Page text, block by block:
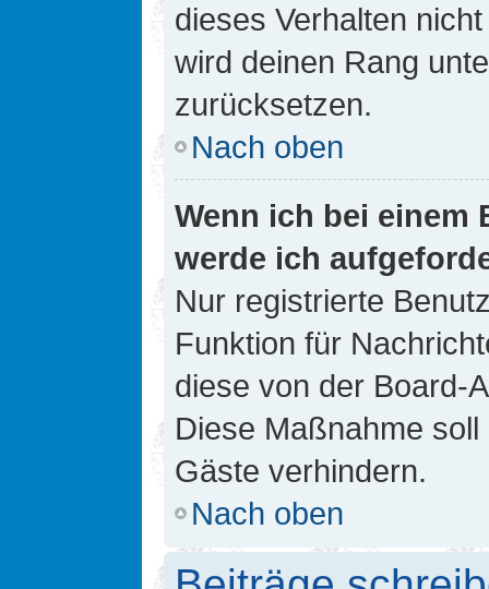
dieses Verhalten
wird deinen Rang
zurücksetzen.
Nach oben
Wenn ich bei einem
werde ich
Nur registrierte
Funktion für
diese von der Board-
Diese Maßnahme
Gäste verhindern.
Nach oben